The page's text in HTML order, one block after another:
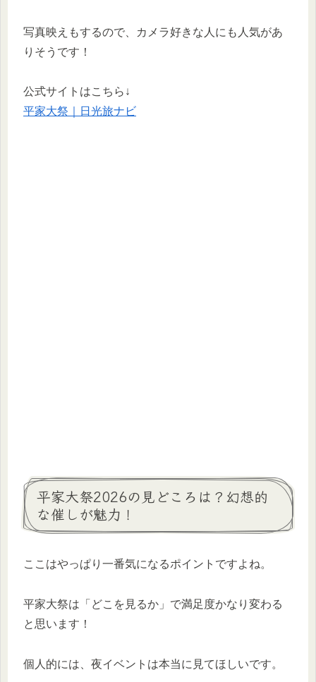
写真映えもするので、カメラ好きな人にも人気があ
りそうです！
公式サイトはこちら↓
平家大祭｜日光旅ナビ
平家大祭2026の見どころは？幻想的
な催しが魅力！
ここはやっぱり一番気になるポイントですよね。
平家大祭は「どこを見るか」で満足度かなり変わる
と思います！
個人的には、夜イベントは本当に見てほしいです。